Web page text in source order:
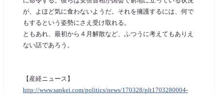
が、よほど気に食わないようだ。それを擁護するには、何で
もするという姿勢にさえ受け取れる。
ともあれ、最初から４月解散など、ふつうに考えてもありえ
ない話であろう。
【産経ニュース】
http://www.sankei.com/politics/news/170328/plt1703280004-